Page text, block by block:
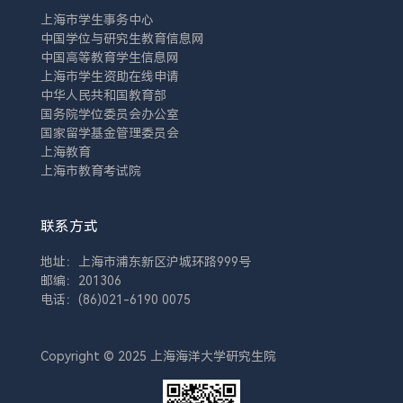
上海市学生事务中心
中国学位与研究生教育信息网
中国高等教育学生信息网
上海市学生资助在线申请
中华人民共和国教育部
国务院学位委员会办公室
国家留学基金管理委员会
上海教育
上海市教育考试院
联系方式
地址：上海市浦东新区沪城环路999号
邮编：201306
电话：(86)021-6190 0075
Copyright © 2025 上海海洋大学研究生院